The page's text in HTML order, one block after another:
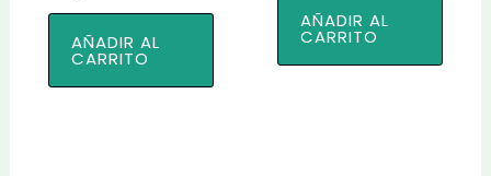
AÑADIR AL
CARRITO
AÑADIR AL
CARRITO